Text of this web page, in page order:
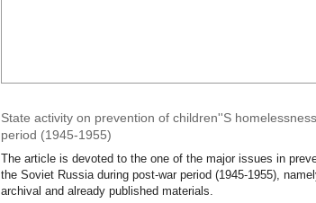
State activity on prevention of children''S
period (1945-1955)
The article is devoted to the one of the major issues in
the Soviet Russia during post-war period (1945-1955),
archival and already published materials.